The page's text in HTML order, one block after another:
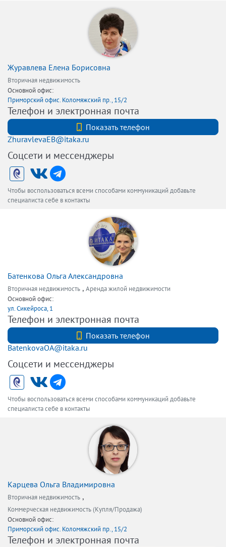
Журавлева Елена Борисовна
Вторичная недвижимость
Основной офис:
Приморский офис. Коломяжский пр., 15/2
Телефон и электронная почта
Показать телефон
ZhuravlevaEB@itaka.ru
Соцсети и мессенджеры
Чтобы воспользоваться всеми способами коммуникаций добавьте
специалиста себе в контакты
Батенкова Ольга Александровна
Вторичная недвижимость , Аренда жилой недвижимости
Основной офис:
ул. Сикейроса, 1
Телефон и электронная почта
Показать телефон
BatenkovaOA@itaka.ru
Соцсети и мессенджеры
Чтобы воспользоваться всеми способами коммуникаций добавьте
специалиста себе в контакты
Карцева Ольга Владимировна
Вторичная недвижимость ,
Коммерческая недвижимость (Купля/Продажа)
Основной офис:
Приморский офис. Коломяжский пр., 15/2
Телефон и электронная почта